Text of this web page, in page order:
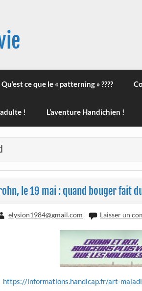
du handicap, en France et à
la santé (mon histoire est dans le
Qu’est ce que le « patterning » ????
adulte ! L’aventure Handichien !
le 19 mai : quand bouger fait
elysion1984@gmail.com Laisser un
https://informations.handicap.fr/art-